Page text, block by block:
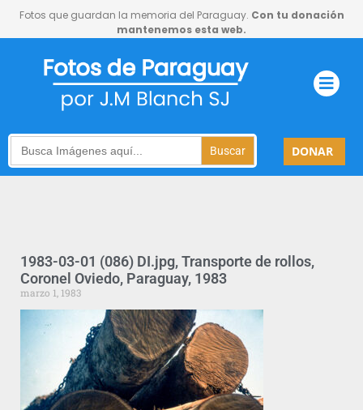
Fotos que guardan la memoria del Paraguay. Con tu donación
mantenemos esta web.
Search
for:
DONAR
1983-03-01 (086) DI.jpg, Transporte de rollos,
Coronel Oviedo, Paraguay, 1983
marzo 1, 1983